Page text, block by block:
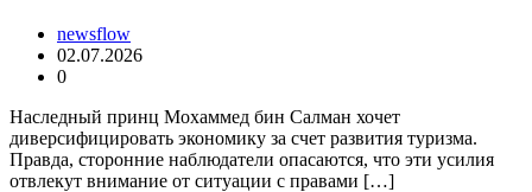
newsflow
02.07.2026
0
Наследный принц Мохаммед бин Салман хочет
диверсифицировать экономику за счет развития туризма.
Правда, сторонние наблюдатели опасаются, что эти усилия
отвлекут внимание от ситуации с правами […]